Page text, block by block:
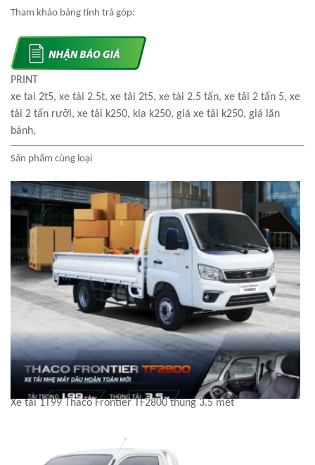
Tham khảo bảng tính trả góp:
PRINT
xe tai 2t5, xe tải 2.5t, xe tải 2t5, xe tải 2.5 tấn, xe tải 2 tấn 5, xe
tải 2 tấn rưỡi, xe tải k250, kia k250, giá xe tải k250, giá lăn
bánh,
Sản phẩm cùng loại
Xe tải 1T99 Thaco Frontier TF2800 thùng 3.5 mét